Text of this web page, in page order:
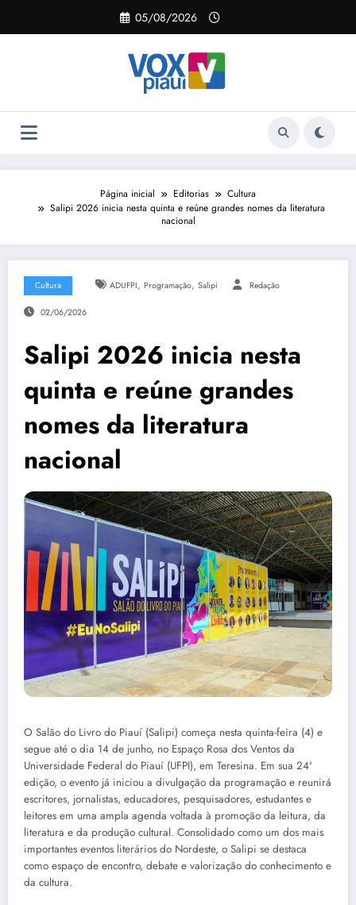
o
05/08/2026
Página inicial Editorias
Cultura
Salipi 2026 inicia nesta quinta e reúne grandes nomes da literatura
nacional
Cultura ADUFPI, Programação, Salipi Redação
02/06/2026
Salipi 2026 inicia nesta
quinta e reúne grandes
nomes da literatura
nacional
O Salão do Livro do Piauí (Salipi) começa nesta quinta-feira (4) e
segue até o dia 14 de junho, no Espaço Rosa dos Ventos da
Universidade Federal do Piauí (UFPI), em Teresina. Em sua 24ª
edição, o evento já iniciou a divulgação da programação e reunirá
escritores, jornalistas, educadores, pesquisadores, estudantes e
leitores em uma ampla agenda voltada à promoção da leitura, da
literatura e da produção cultural. Consolidado como um dos mais
importantes eventos literários do Nordeste, o Salipi se destaca
como espaço de encontro, debate e valorização do conhecimento e
da cultura.